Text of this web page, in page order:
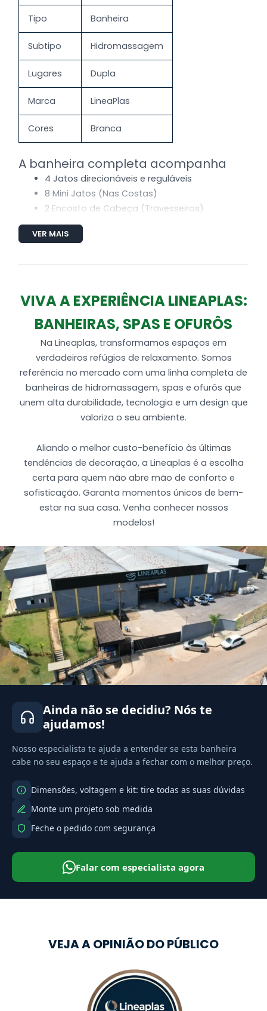
Tipo Banheira
Subtipo Hidromassagem
Lugares Dupla
Marca LineaPlas
Cores Branca
A banheira completa acompanha
4 Jatos direcionáveis e reguláveis
8 Mini Jatos (Nas Costas)
2 Encosto de Cabeça (Travesseiros)
1 Entrada de água
1 Saída de água
2 Entrada de ar (Arejador)
1 MotoBomba de 1 cv auto-drenante
VER MAIS
VIVA A EXPERIÊNCIA LINEAPLAS:
BANHEIRAS, SPAS E OFURÔS
Na Lineaplas, transformamos espaços em
verdadeiros refúgios de relaxamento. Somos
referência no mercado com uma linha completa de
banheiras de hidromassagem, spas e ofurôs que
unem alta durabilidade, tecnologia e um design que
valoriza o seu ambiente.
Aliando o melhor custo-benefício às últimas
tendências de decoração, a Lineaplas é a escolha
certa para quem não abre mão de conforto e
sofisticação. Garanta momentos únicos de bem-
estar na sua casa. Venha conhecer nossos
modelos!
Ainda não se decidiu? Nós te
ajudamos!
Nosso especialista te ajuda a entender se esta banheira
cabe no seu espaço e te ajuda a fechar com o melhor preço.
Dimensões, voltagem e kit: tire todas as suas dúvidas
Monte um projeto sob medida
Feche o pedido com segurança
Falar com especialista agora
VEJA A OPINIÃO DO PÚBLICO